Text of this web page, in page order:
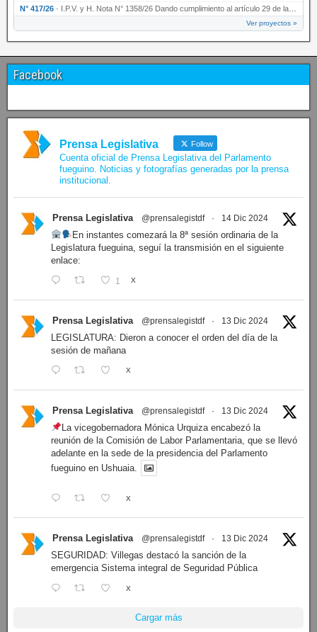
N° 417/26 · I.P.V. y H. Nota N° 1358/26 Dando cumplimiento al artículo 29 de la Ley provincial N° 1399…
Ver proyectos »
Facebook
Prensa Legislativa Follow
Cuenta oficial de Prensa Legislativa del Parlamento
fueguino. Noticias y fotografías generadas por la prensa
institucional.
Prensa Legislativa @prensalegistdf · 14 Dic 2024
En instantes comezará la 8ª sesión ordinaria de la
Legislatura fueguina, seguí la transmisión en el siguiente
enlace:
1 X
Prensa Legislativa @prensalegistdf · 13 Dic 2024
LEGISLATURA: Dieron a conocer el orden del día de la
sesión de mañana
X
Prensa Legislativa @prensalegistdf · 13 Dic 2024
La vicegobernadora Mónica Urquiza encabezó la
reunión de la Comisión de Labor Parlamentaria, que se llevó
adelante en la sede de la presidencia del Parlamento
fueguino en Ushuaia.
X
Prensa Legislativa @prensalegistdf · 13 Dic 2024
SEGURIDAD: Villegas destacó la sanción de la
emergencia Sistema integral de Seguridad Pública
X
Cargar más